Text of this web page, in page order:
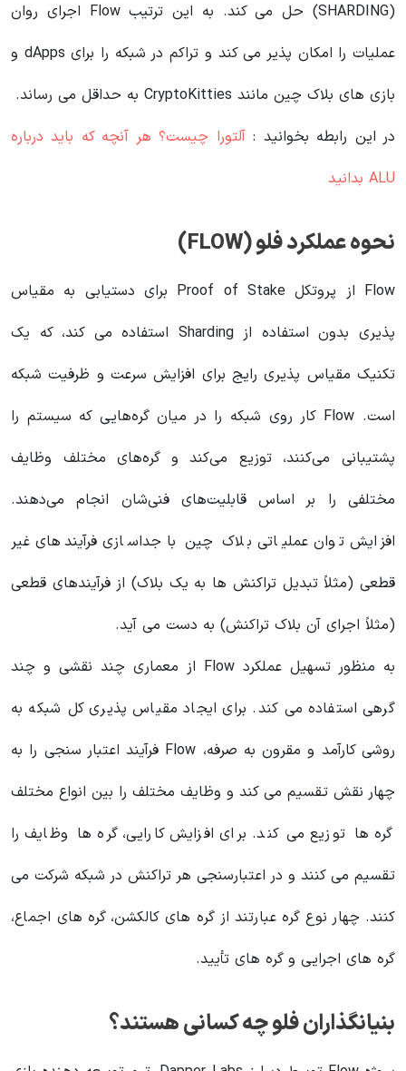
(SHARDING) حل می کند. به این ترتیب Flow اجرای روان
عملیات را امکان پذیر می کند و تراکم در شبکه را برای dApps و
بازی های بلاک چین مانند CryptoKitties به حداقل می رساند.
در این رابطه بخوانید‌ :آلتورا چیست؟ هر آنچه که باید درباره
ALU بدانید
نحوه عملکرد فلو (FLOW)
Flow از پروتکل Proof of Stake برای دستیابی به مقیاس
پذیری بدون استفاده از Sharding استفاده می کند، که یک
تکنیک مقیاس پذیری رایج برای افزایش سرعت و ظرفیت شبکه
است. Flow کار روی شبکه را در میان گره‌هایی که سیستم را
پشتیبانی می‌کنند، توزیع می‌کند و گره‌های مختلف وظایف
مختلفی را بر اساس قابلیت‌های فنی‌شان انجام می‌دهند.
افزایش توان عملیاتی بلاک چین با جداسازی فرآیندهای غیر
قطعی (مثلاً تبدیل تراکنش ها به یک بلاک) از فرآیندهای قطعی
(مثلاً اجرای آن بلاک تراکنش) به دست می آید.
به منظور تسهیل عملکرد Flow از معماری چند نقشی و چند
گرهی استفاده می کند. برای ایجاد مقیاس پذیری کل شبکه به
روشی کارآمد و مقرون به صرفه، Flow فرآیند اعتبار سنجی را به
چهار نقش تقسیم می کند و وظایف مختلف را بین انواع مختلف
گره ها توزیع می کند. برای افزایش کارایی، گره ها وظایف را
تقسیم می کنند و در اعتبارسنجی هر تراکنش در شبکه شرکت می
کنند. چهار نوع گره عبارتند از گره های کالکشن، گره های اجماع،
گره های اجرایی و گره های تأیید.
بنیانگذاران فلو چه کسانی هستند؟